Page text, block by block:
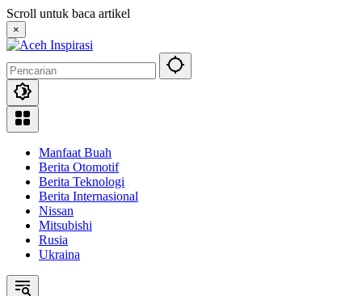
Langsung
ke
konten
Scroll untuk baca artikel
×
Manfaat Buah
Berita Otomotif
Berita Teknologi
Berita Internasional
Nissan
Mitsubishi
Rusia
Ukraina